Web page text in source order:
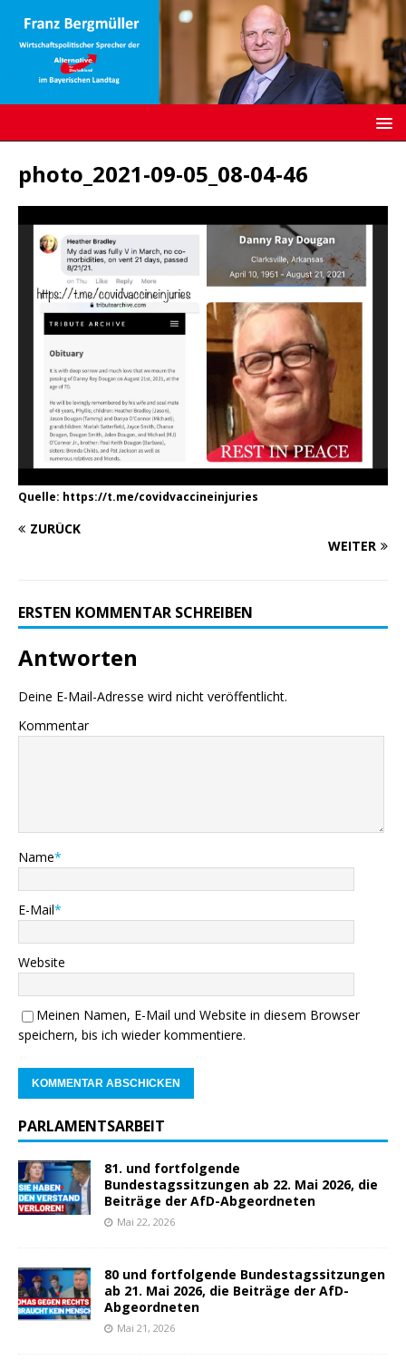
photo_2021-09-05_08-04-46
Quelle: https://t.me/covidvaccineinjuries
ZURÜCK
WEITER
ERSTEN KOMMENTAR SCHREIBEN
Antworten
Deine E-Mail-Adresse wird nicht veröffentlicht.
Kommentar
Name*
E-Mail*
Website
Meinen Namen, E-Mail und Website in diesem Browser
speichern, bis ich wieder kommentiere.
PARLAMENTSARBEIT
81. und fortfolgende
Bundestagssitzungen ab 22. Mai 2026, die
Beiträge der AfD-Abgeordneten
Mai 22, 2026
80 und fortfolgende Bundestagssitzungen
ab 21. Mai 2026, die Beiträge der AfD-
Abgeordneten
Mai 21, 2026